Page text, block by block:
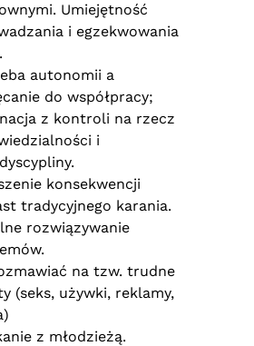
Umiejętność
i egzekwowania
autonomii a
do współpracy;
z kontroli na rzecz
i
konsekwencji
tradycyjnego karania.
rozwiązywanie
na tzw. trudne
(seks, używki, reklamy,
z młodzieżą.